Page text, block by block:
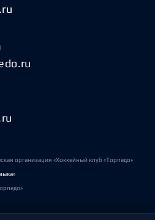
организация «Хоккейный клуб «Торпедо»